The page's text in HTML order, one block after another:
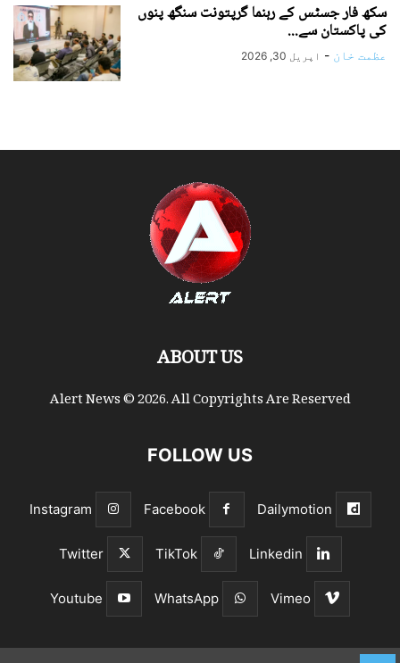
سکھ فار جسٹس کے رہنما گرپتونت سنگھ پنوں
کی پاکستان سے...
عظمت خان - اپریل 30, 2026
ABOUT US
Alert News © 2026. All Copyrights Are Reserved
FOLLOW US
Dailymotion
Facebook
Instagram
Linkedin
TikTok
Twitter
Vimeo
WhatsApp
Youtube